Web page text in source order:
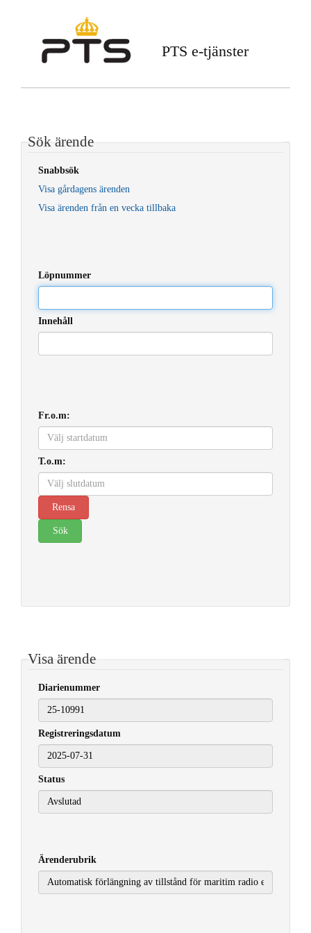
PTS e-tjänster
Sök ärende
Snabbsök
Visa gårdagens ärenden
Visa ärenden från en vecka tillbaka
Löpnummer
Innehåll
Fr.o.m:
T.o.m:
Visa ärende
Diarienummer
Registreringsdatum
2025-07-31
Status
Ärenderubrik